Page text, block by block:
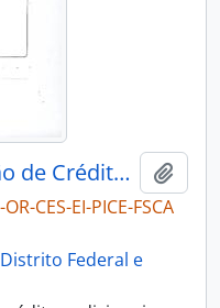
Formulário de solicitação de Créditos Adicionais
CES-EI-PICE-FSCA
Federal e